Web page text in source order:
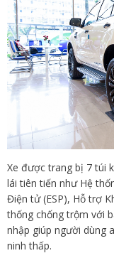
Xe được trang bị 7 túi
lái tiên tiến như Hệ
Điện tử (ESP), Hỗ trợ
thống chống trộm với
nhập giúp người dùng
ninh thấp.